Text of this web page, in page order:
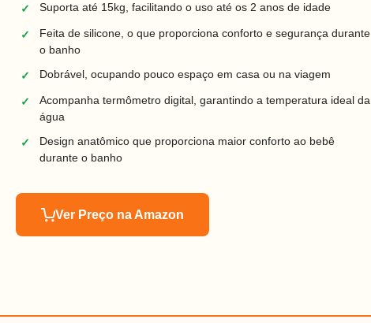
✓ Suporta até 15kg, facilitando o uso até os 2 anos de idade
✓
Feita de silicone, o que proporciona conforto e segurança durante
o banho
✓ Dobrável, ocupando pouco espaço em casa ou na viagem
✓
Acompanha termômetro digital, garantindo a temperatura ideal da
água
✓
Design anatômico que proporciona maior conforto ao bebê
durante o banho
Ver Preço na Amazon